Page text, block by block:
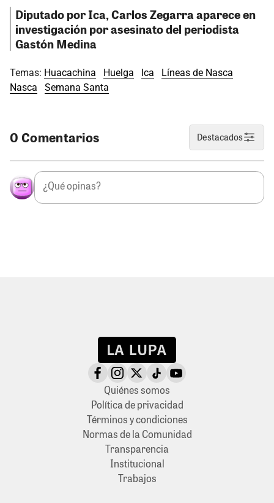
Diputado por Ica, Carlos Zegarra aparece en
investigación por asesinato del periodista
Gastón Medina
Temas: Huacachina Huelga Ica
Líneas de Nasca
Nasca
Semana Santa
0 Comentarios Destacados
Quiénes somos
Política de privacidad
Términos y condiciones
Normas de la Comunidad
Transparencia
Institucional
Trabajos